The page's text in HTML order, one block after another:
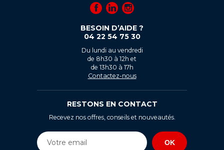
BESOIN D’AIDE ?
04 22 54 75 30
Du lundi au vendredi
de 8h30 à 12h et
de 13h30 à 17h
Contactez-nous
RESTONS EN CONTACT
Recevez nos offres, conseils et nouveautés.